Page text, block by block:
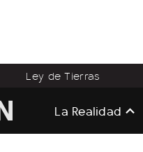
Ley de Tierras
La Realidad